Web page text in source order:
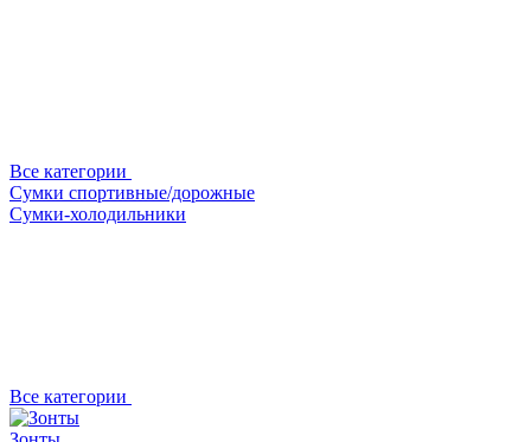
Все категории
Сумки спортивные/дорожные
Сумки-холодильники
Все категории